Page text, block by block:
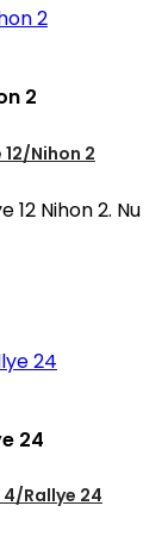
2
Nihon 2
Nihon 2. Nu
24
Rallye 24